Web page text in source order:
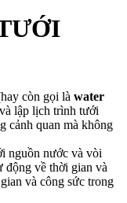
còn gọi là water
lập lịch trình tưới
cảnh quan mà không
nguồn nước và vòi
động về thời gian và
và công sức trong